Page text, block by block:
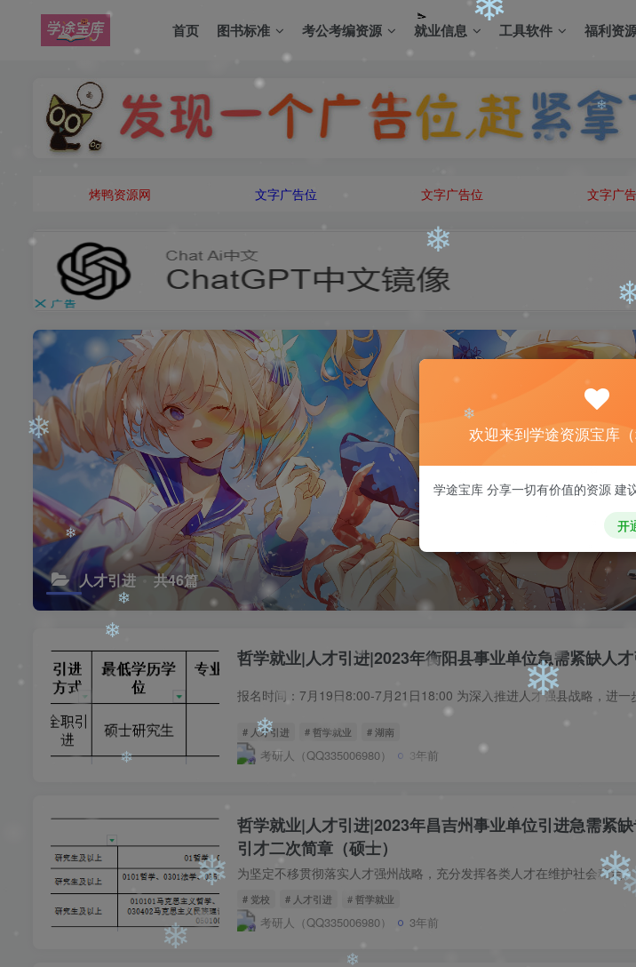
首页 图书标准 考公考编资源 就业信息 工具软件 福利资
烤鸭资源网 文字广告位 文字广告位 文字广
人才引进 共46篇
哲学就业|人才引进|2023年衡阳县事业单位急需紧缺人才
# 人才引进 # 哲学就业 # 湖南
考研人（QQ335006980） 3年前
哲学就业|人才引进|2023年昌吉州事业单位引进急需紧
引才二次简章（硕士）
# 党校 # 人才引进 # 哲学就业
考研人（QQ335006980） 3年前
欢迎来到学途资源宝库（
学途宝库 分享一切有价值的资源 建
开
❄
❄
❄
❄
❄
❄
❄
❄
❄
❄
❄